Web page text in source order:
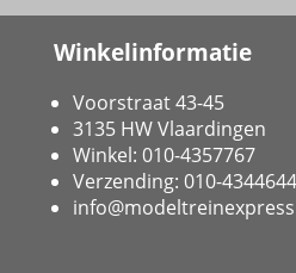
Winkelinformatie
Voorstraat 43-45
3135 HW Vlaardingen
Winkel: 010-4357767
Verzending: 010-4344644